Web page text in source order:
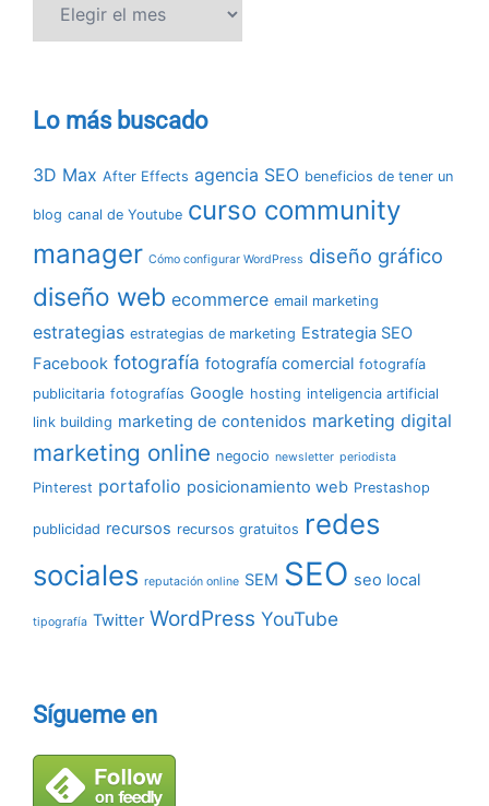
Lo más buscado
3D Max After Effects agencia SEO beneficios de tener un
blog canal de Youtube curso community
manager Cómo configurar WordPress diseño gráfico
diseño web ecommerce email marketing
estrategias estrategias de marketing Estrategia SEO
Facebook fotografía fotografía comercial fotografía
publicitaria fotografías Google hosting inteligencia artificial
link building marketing de contenidos marketing digital
marketing online negocio newsletter periodista
Pinterest portafolio posicionamiento web Prestashop
publicidad recursos recursos gratuitos redes
sociales reputación online SEM SEO seo local
tipografía Twitter WordPress YouTube
Sígueme en